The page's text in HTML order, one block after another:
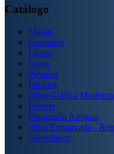
Catálogo
Mapas
Grabados
Libros
Goya
Piranesi
Dibujos
Obra Gráfica Moderna
Posters
Fotografía Antigua
Obra Enmarcada -
Novedades